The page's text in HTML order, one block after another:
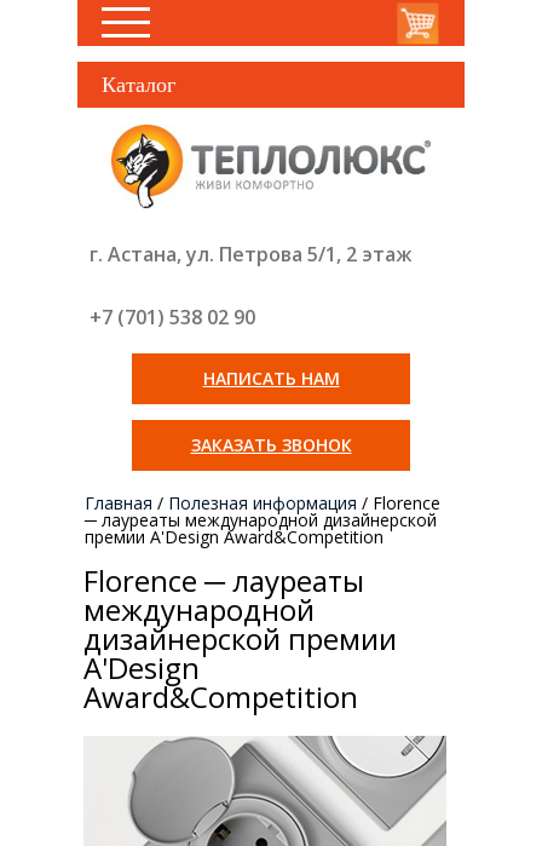
Каталог
г. Астана, ул. Петрова 5/1, 2 этаж
+7 (701) 538 02 90
НАПИСАТЬ НАМ
ЗАКАЗАТЬ ЗВОНОК
Главная / Полезная информация / Florence
─ лауреаты международной дизайнерской
премии A'Design Award&Competition
Florence ─ лауреаты
международной
дизайнерской премии
A'Design
Award&Competition